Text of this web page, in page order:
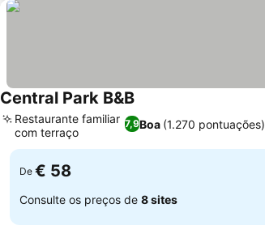
Central Park B&B
7,9Boa (1.270 pontuações)
Restaurante familiar
com terraço
De € 58
Consulte os preços de 8 sites